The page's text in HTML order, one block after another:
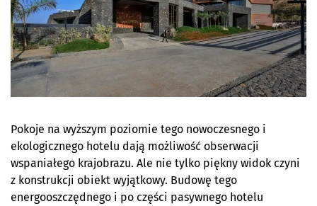
Pokoje na wyższym poziomie tego nowoczesnego i
ekologicznego hotelu dają możliwość obserwacji
wspaniałego krajobrazu. Ale nie tylko piękny widok czyni
z konstrukcji obiekt wyjątkowy. Budowę tego
energooszczędnego i po części pasywnego hotelu